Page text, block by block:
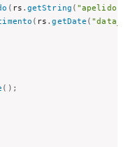
( rs . getString ( "apelido"
( rs .getDate (
( ) ;